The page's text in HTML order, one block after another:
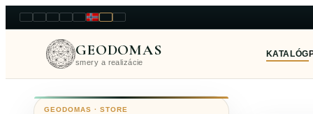
LT ENPL FRRUNOSKRO
GEODOMAS
smery a realizácie
KATALÓG
GEODOMAS · STORE